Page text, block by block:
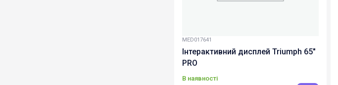
MED017641
Інтерактивний дисплей Triumph 65"
PRO
В наявності